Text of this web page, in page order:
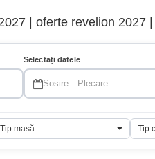
| oferte revelion 2027
Selectați datele
Sosire—Plecare
Tip masă Tip